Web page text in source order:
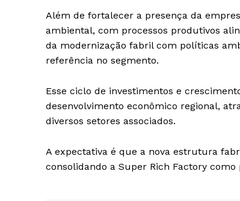
Além de fortalecer a presença da
ambiental, com processos produtivos
da modernização fabril com políticas
referência no segmento.
Esse ciclo de investimentos e
desenvolvimento econômico regional,
diversos setores associados.
A expectativa é que a nova estrutura
consolidando a Super Rich Factory